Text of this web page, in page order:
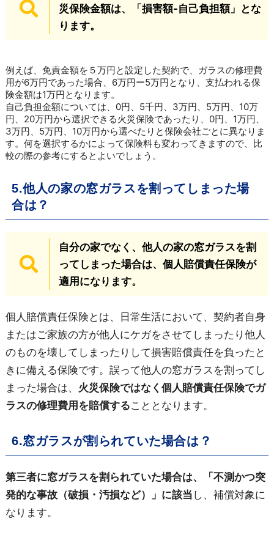
災保険金額は、「損害額-自己負担額」とな
ります。
例えば、免責金額を５万円と設定した契約で、ガラスの修理費
用が6万円であった場合、6万円ー5万円となり、支払われる保
険金額は1万円となります。
自己負担金額については、0円、5千円、3万円、5万円、10万
円、20万円から選択できる火災保険であったり、0円、1万円、
3万円、5万円、10万円から選べたりと保険会社ごとに異なりま
す。何を選択するかによって保険料も変わってきますので、比
較の際の参考にするとよいでしょう。
5.他人の家の窓ガラスを割ってしまった場
合は？
自分の家でなく、他人の家の窓ガラスを割
ってしまった場合は、個人賠償責任保険が
適用になります。
個人賠償責任保険とは、日常生活において、契約者自身
またはご家族の方が他人にケガをさせてしまったり他人
のものを壊してしまったりして損害賠償責任を負ったと
きに備える保険です。誤って他人の窓ガラスを割ってし
まった場合は、 火災保険ではなく個人賠償責任保険でガ
ラスの修理費用を賠償することとなります。
6.窓ガラスが割られていた場合は？
第三者に窓ガラスを割られていた場合は、「不測かつ突
発的な事故（破損・汚損など）」に該当 し、補償対象に
なります。